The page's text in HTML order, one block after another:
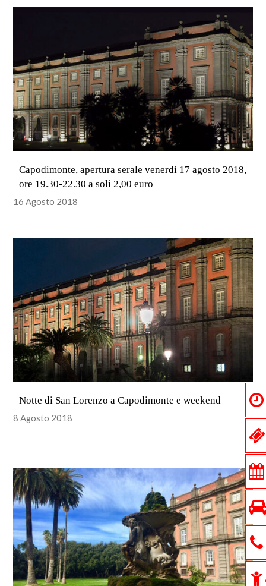
Capodimonte, apertura serale venerdì 17 agosto 2018,
ore 19.30-22.30 a soli 2,00 euro
16 Agosto 2018
Notte di San Lorenzo a Capodimonte e weekend
8 Agosto 2018